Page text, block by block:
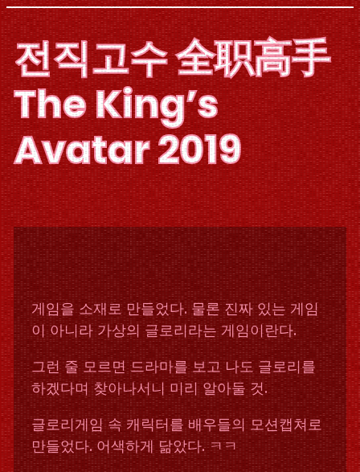
Skip
to
content
전직고수 全职高手
The King’s
Avatar 2019
게임을 소재로 만들었다. 물론 진짜 있는 게임
이 아니라 가상의 글로리라는 게임이란다.
그런 줄 모르면 드라마를 보고 나도 글로리를
하겠다며 찾아나서니 미리 알아둘 것.
글로리게임 속 캐릭터를 배우들의 모션캡쳐로
만들었다. 어색하게 닮았다. ㅋㅋ